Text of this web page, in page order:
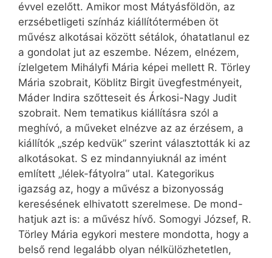
évvel ezelőtt. Amikor most Mátyásföldön, az
erzsébetligeti színház kiállítótermében öt
művész alkotásai között sétálok, óhatatlanul ez
a gondolat jut az eszembe. Nézem, elnézem,
ízlelgetem Mihályfi Mária képei mellett R. Törley
Mária szobrait, Köblitz Birgit üvegfestményeit,
Máder Indira szőtteseit és Árkosi-Nagy Judit
szobrait. Nem tematikus kiállításra szól a
meghívó, a műveket elnézve az az érzésem, a
kiállítók „szép kedvük” szerint választották ki az
alkotásokat. S ez mindannyiuknál az imént
említett „lélek-fátyolra” utal. Kategorikus
igazság az, hogy a művész a bizonyosság
keresésének elhivatott szerelmese. De mond-
hatjuk azt is: a művész hívő. Somogyi József, R.
Törley Mária egykori mestere mondotta, hogy a
belső rend legalább olyan nélkülözhetetlen,